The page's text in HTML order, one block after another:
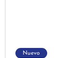
Nuevo